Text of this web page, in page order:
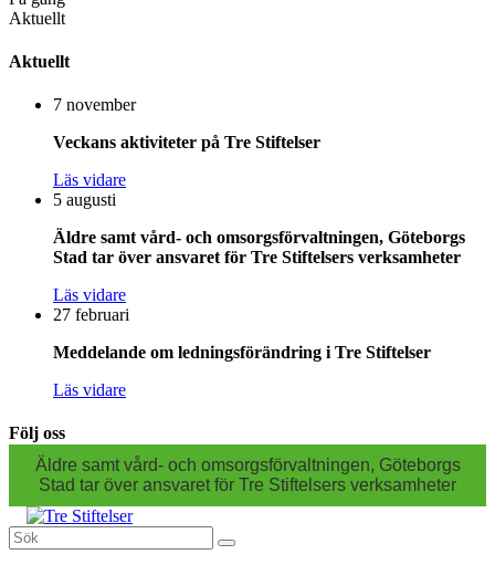
Aktuellt
Aktuellt
7 november
Veckans aktiviteter på Tre Stiftelser
Läs vidare
5 augusti
Äldre samt vård- och omsorgsförvaltningen, Göteborgs
Stad tar över ansvaret för Tre Stiftelsers verksamheter
Läs vidare
27 februari
Meddelande om ledningsförändring i Tre Stiftelser
Läs vidare
Följ oss
Äldre samt vård- och omsorgsförvaltningen, Göteborgs
Stad tar över ansvaret för Tre Stiftelsers verksamheter
Sök
efter: